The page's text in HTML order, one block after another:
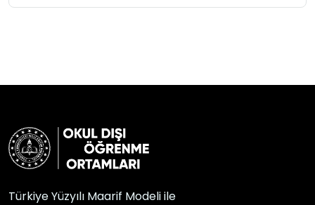
Türkiye Yüzyılı Maarif Modeli ile